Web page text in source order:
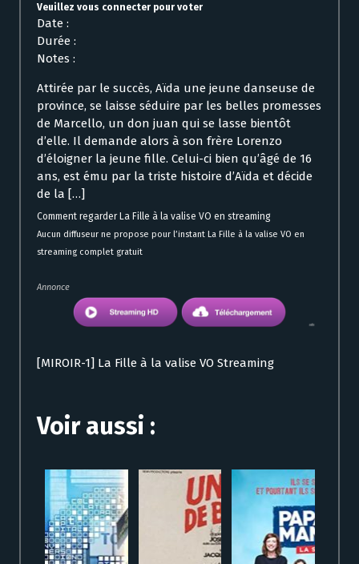
Veuillez vous connecter pour voter
Date :
Durée :
Notes :
Attirée par le succès, Aïda une jeune danseuse de
province, se laisse séduire par les belles promesses
de Marcello, un don juan qui se lasse bientôt
d’elle. Il demande alors à son frère Lorenzo
d’éloigner la jeune fille. Celui-ci bien qu’âgé de 16
ans, est ému par la triste histoire d’Aïda et décide
de la […]
Comment regarder La Fille à la valise VO en streaming
Aucun diffuseur ne propose pour l’instant La Fille à la valise VO en
streaming complet gratuit
Annonce
[MIROIR-1] La Fille à la valise VO Streaming
Voir aussi :